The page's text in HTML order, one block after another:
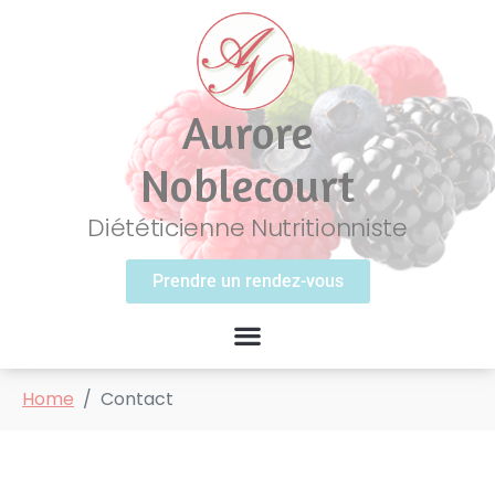
Aurore
Noblecourt
Diététicienne Nutritionniste
Prendre un rendez-vous
Home Contact